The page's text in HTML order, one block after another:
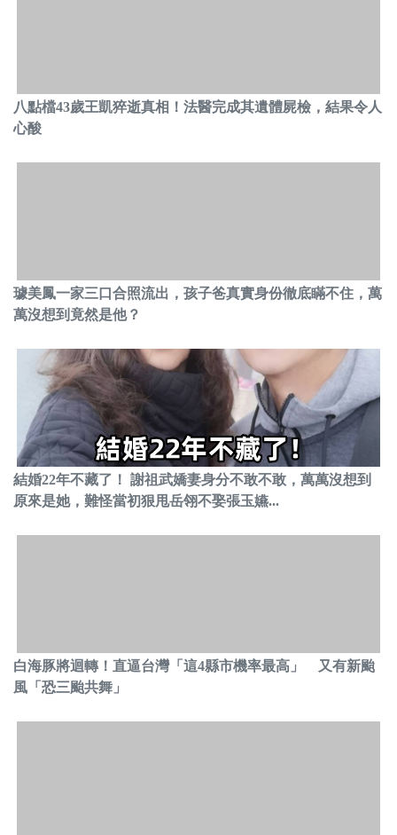
八點檔43歲王凱猝逝真相！法醫完成其遺體屍檢，結果令人
心酸
璩美鳳一家三口合照流出，孩子爸真實身份徹底瞞不住，萬
萬沒想到竟然是他？
結婚22年不藏了！ 謝祖武嬌妻身分不敢不敢，萬萬沒想到
原來是她，難怪當初狠甩岳翎不娶張玉嬿...
白海豚將迴轉！直逼台灣「這4縣市機率最高」 又有新颱
風「恐三颱共舞」